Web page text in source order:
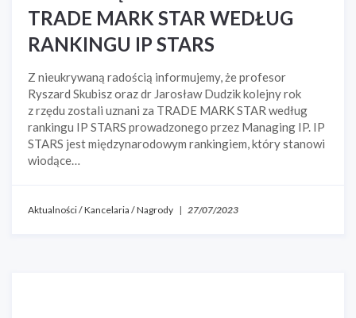
TRADE MARK STAR WEDŁUG
RANKINGU IP STARS
Z nieukrywaną radością informujemy, że profesor
Ryszard Skubisz oraz dr Jarosław Dudzik kolejny rok
z rzędu zostali uznani za TRADE MARK STAR według
rankingu IP STARS prowadzonego przez Managing IP. IP
STARS jest międzynarodowym rankingiem, który stanowi
wiodące…
Aktualności/Kancelaria /Nagrody | 27/07/2023